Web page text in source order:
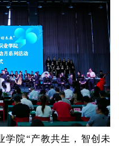
学院“产教共生，智创未